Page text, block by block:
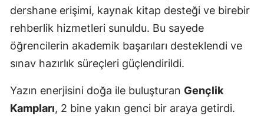
dershane erişimi, kaynak kitap desteği ve birebir
rehberlik hizmetleri sunuldu. Bu sayede
öğrencilerin akademik başarıları desteklendi ve
sınav hazırlık süreçleri güçlendirildi.
Yazın enerjisini doğa ile buluşturan Gençlik
Kampları, 2 bine yakın genci bir araya getirdi.